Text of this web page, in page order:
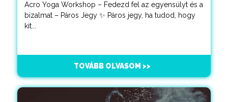
Acro Yoga Workshop – Fedezd fel az egyensúlyt és a
bizalmat – Páros Jegy ✨ Páros jegy, ha tudod, hogy
kit...
TOVÁBB OLVASOM >>